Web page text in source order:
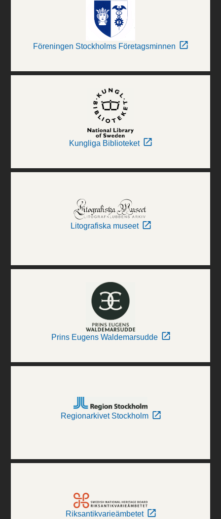
Föreningen Stockholms Företagsminnen
Kungliga Biblioteket
Litografiska museet
Prins Eugens Waldemarsudde
Regionarkivet Stockholm
Riksantikvarieämbetet